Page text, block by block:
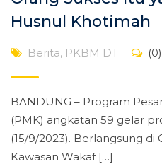
Husnul Khotimah
Berita, PKBM DT (0)
BANDUNG – Program
(PMK) angkatan 59 gelar
(15/9/2023). Berlangsung di
Kawasan Wakaf […]